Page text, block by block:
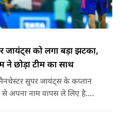
को लगा बड़ा झटका,
ने छोड़ा टीम का साथ
सुपर जायंट्स के कप्तान
से अपना नाम वापस ले लिए है.